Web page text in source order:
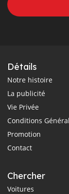
Détails
Notre histoire
La publicité
Vie Privée
Conditions
Promotion
Contact
Chercher
Voitures